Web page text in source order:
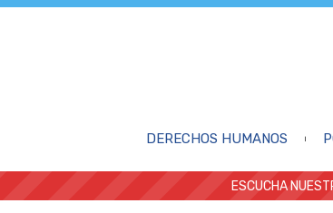
DERECHOS HUMANOS
ESCUCHA